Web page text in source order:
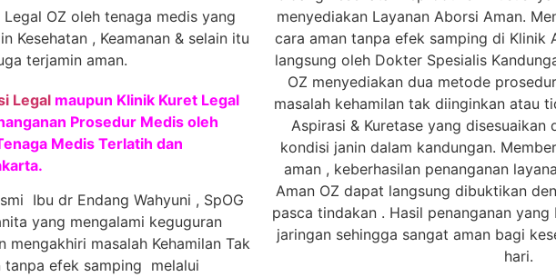
OZ oleh tenaga medis yang
Kesehatan , Keamanan & selain itu
terjamin aman.
Legal maupun Klinik Kuret Legal
Prosedur Medis oleh
Medis Terlatih dan
Ibu dr Endang Wahyuni , SpOG
yang mengalami keguguran
masalah Kehamilan Tak
tanpa efek samping melalui